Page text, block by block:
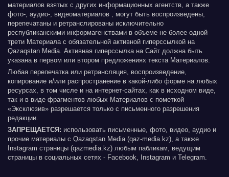
материалов взятых с других информационных агентств, а также
фото-, аудио-, видеоматериалов , могут быть воспроизведены,
перепечатаны и ретранслированы исключительно
республиканскими информагенствами в объеме не более одной
трети Материала с обязательной активной гиперссылкой на
Qazaqstan Media. Активная гиперссылка на Сайт должна быть
указана в первом или втором предложениях текста Материалов.
Любая перепечатка или ретрансляция, воспроизведение,
копирование и/или распространение в какой-либо форме на любых
ресурсах, в том числе и на интернет-сайтах, как в исходном виде,
так и в виде фрагментов любых Материалов с пометкой
«Эксклюзив» разрешается только с письменного разрешения
редакции.
ЗАПРЕЩАЕТСЯ: использовать письменные, фото, видео, аудио и
прочие материалы с Qazaqstan Media (qaz-media.kz), а также
Instagram страницы (qazmedia.kz) любым пабликам, ведущим
страницы в социальных сетях - Facebook, Instagram и Telegram.